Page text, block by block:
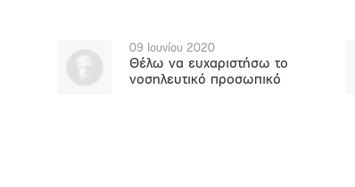
09 Ιουνίου 2020
Θέλω να ευχαριστήσω το
νοσηλευτικό προσωπικό